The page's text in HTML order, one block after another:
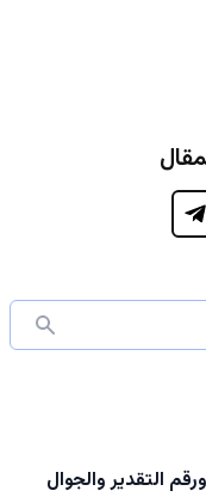
التقدير والجوال